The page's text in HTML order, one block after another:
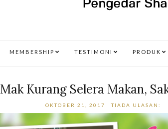
MEMBERSHIP TESTIMONI PRODUK
Mak Kurang Selera Makan,
OKTOBER 21, 2017 TIADA ULASAN: